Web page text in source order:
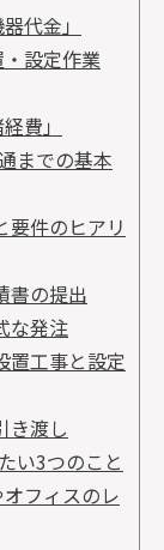
代金」
設定作業
費」
までの基本
要件のヒアリ
書の提出
な発注
置工事と設定
き渡し
い3つのこと
フィスのレ